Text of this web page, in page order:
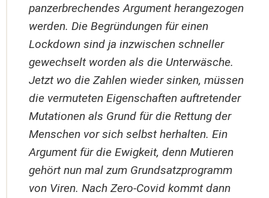
panzerbrechendes Argument herangezogen
werden. Die Begründungen für einen
Lockdown sind ja inzwischen schneller
gewechselt worden als die Unterwäsche.
Jetzt wo die Zahlen wieder sinken, müssen
die vermuteten Eigenschaften auftretender
Mutationen als Grund für die Rettung der
Menschen vor sich selbst herhalten. Ein
Argument für die Ewigkeit, denn Mutieren
gehört nun mal zum Grundsatzprogramm
von Viren. Nach Zero-Covid kommt dann